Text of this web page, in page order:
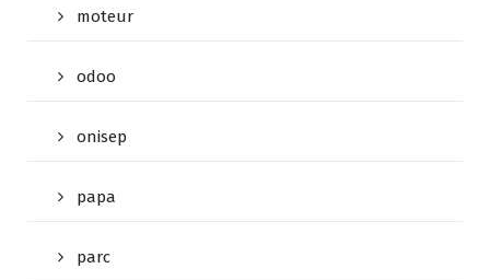
moteur
odoo
onisep
papa
parc